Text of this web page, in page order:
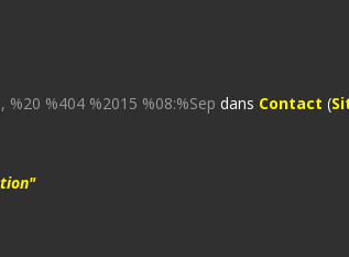
%20 %404 %2015 %08:%Sep dans Contact (